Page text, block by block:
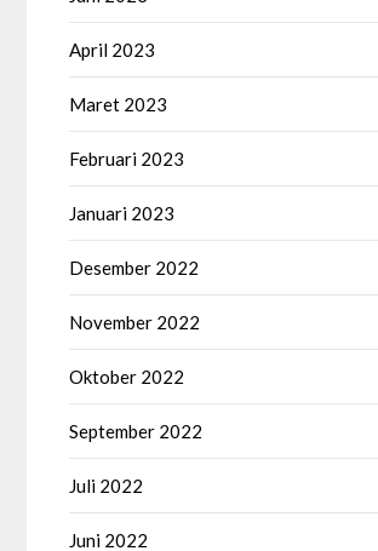
April 2023
Maret 2023
Februari 2023
Januari 2023
Desember 2022
November 2022
Oktober 2022
September 2022
Juli 2022
Juni 2022